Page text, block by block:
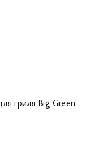
гриля Big Green